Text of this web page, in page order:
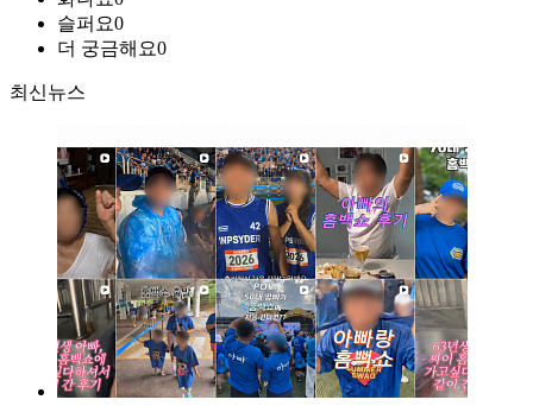
슬퍼요0
더 궁금해요0
최신뉴스